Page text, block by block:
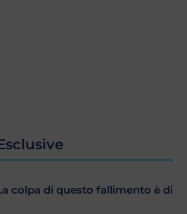
colpa di questo fallimento è di